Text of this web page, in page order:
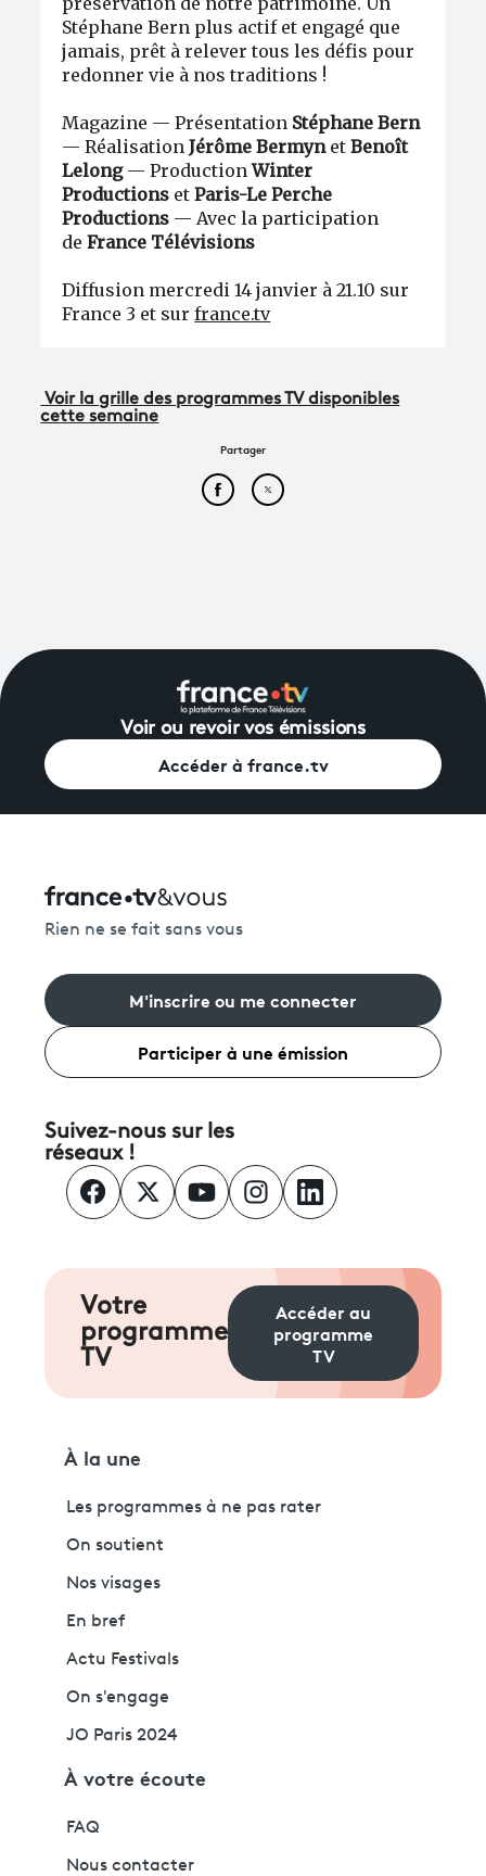
Stéphane Bern plus actif et engagé que
jamais, prêt à relever tous les défis pour
redonner vie à nos traditions !
Magazine — Présentation Stéphane Bern
— RéalisationJérôme Bermyn et Benoît
Lelong — ProductionWinter
Productions et Paris-Le Perche
Productions — Avec la participation
deFrance Télévisions
Diffusion mercredi 14 janvier à 21.10 sur
France 3 et surfrance.tv
Voir la grille des programmes TV disponibles
cette semaine
Partager
Partager cet article sur
Partager cet article sur
Voir ou revoir vos émissions
Accéder à france.tv
Rien ne se fait sans vous
M'inscrire ou me connecter
Participer à une émission
Suivez-nous sur les
réseaux !
Votre
programme
TV
Accéder au
programme
TV
À la une
Les programmes à ne pas rater
On soutient
Nos visages
En bref
Actu Festivals
On s'engage
JO Paris 2024
À votre écoute
FAQ
Nous contacter